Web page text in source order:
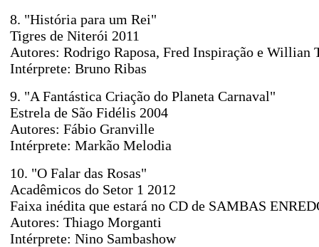
8. "História para um Rei"
Tigres de Niterói 2011
Autores: Rodrigo Raposa, Fred Inspiração e Willian
Intérprete: Bruno Ribas
9. "A Fantástica Criação do Planeta Carnaval"
Estrela de São Fidélis 2004
Autores: Fábio Granville
Intérprete: Markão Melodia
10. "O Falar das Rosas"
Acadêmicos do Setor 1 2012
Faixa inédita que estará no CD de SAMBAS
Autores: Thiago Morganti
Intérprete: Nino Sambashow